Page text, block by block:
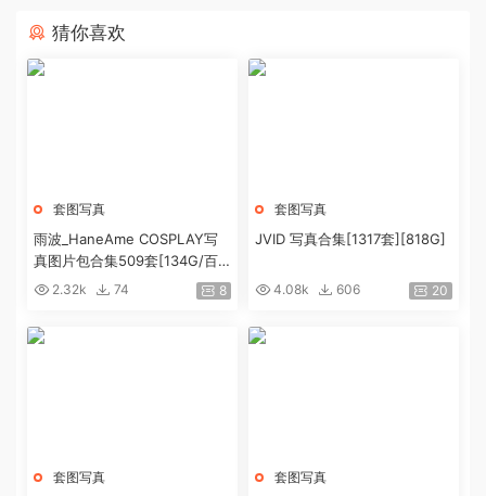
猜你喜欢
套图写真
雨波_HaneAme COSPLAY写
真图片包合集509套[134G/百
度盘]2.32k 74 8
套图写真
JVID 写真合集[1317套][818G]
4.08k 606 20
套图写真 套图写真